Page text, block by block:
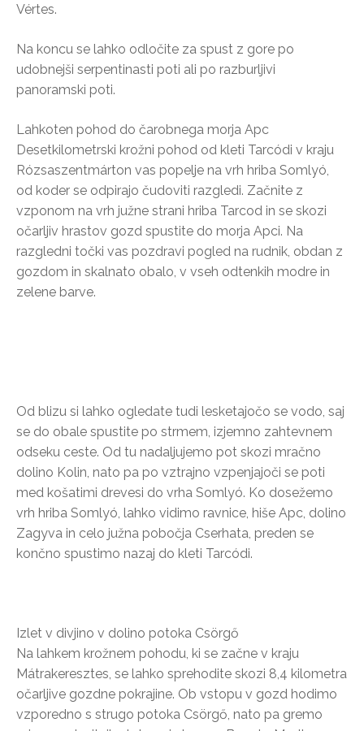
Vértes.
Na koncu se lahko odločite za spust z gore po
udobnejši serpentinasti poti ali po razburljivi
panoramski poti.
Lahkoten pohod do čarobnega morja Apc
Desetkilometrski krožni pohod od kleti Tarcódi v kraju
Rózsaszentmárton vas popelje na vrh hriba Somlyó,
od koder se odpirajo čudoviti razgledi. Začnite z
vzponom na vrh južne strani hriba Tarcod in se skozi
očarljiv hrastov gozd spustite do morja Apci. Na
razgledni točki vas pozdravi pogled na rudnik, obdan z
gozdom in skalnato obalo, v vseh odtenkih modre in
zelene barve.
Od blizu si lahko ogledate tudi lesketajočo se vodo, saj
se do obale spustite po strmem, izjemno zahtevnem
odseku ceste. Od tu nadaljujemo pot skozi mračno
dolino Kolin, nato pa po vztrajno vzpenjajoči se poti
med košatimi drevesi do vrha Somlyó. Ko dosežemo
vrh hriba Somlyó, lahko vidimo ravnice, hiše Apc, dolino
Zagyva in celo južna pobočja Cserhata, preden se
končno spustimo nazaj do kleti Tarcódi.
Izlet v divjino v dolino potoka Csörgő
Na lahkem krožnem pohodu, ki se začne v kraju
Mátrakeresztes, se lahko sprehodite skozi 8,4 kilometra
očarljive gozdne pokrajine. Ob vstopu v gozd hodimo
vzporedno s strugo potoka Csörgő, nato pa gremo